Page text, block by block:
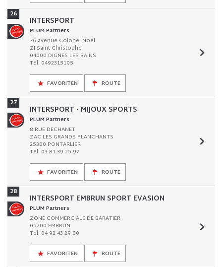
26
INTERSPORT
PLUM Partners
76 avenue Colonel Noel
ZI Saint Christophe
04000 DIGNES LES BAINS
Tel. 0492315105
FAVORITEN ROUTE
27
INTERSPORT - MIJOUX SPORTS
PLUM Partners
8 RUE DECHANET
ZAC LES GRANDS PLANCHANTS
25300 PONTARLIER
Tel. 03.81.39.25.97
FAVORITEN ROUTE
28
INTERSPORT EMBRUN SPORT EVASION
PLUM Partners
ZONE COMMERCIALE DE BARATIER
05200 EMBRUN
Tel. 04 92 43 29 00
FAVORITEN ROUTE